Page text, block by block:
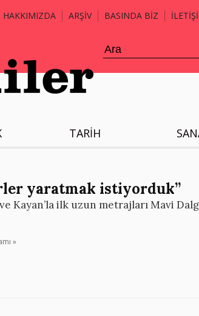
HAKKIMIZDA ARŞİV BASINDA BİZ
TARİH
yaratmak istiyorduk”
Kayan’la ilk uzun metrajları Mavi
»